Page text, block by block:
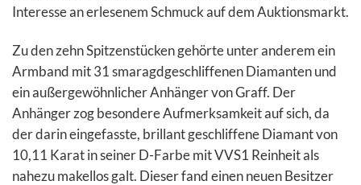
Interesse an erlesenem Schmuck auf dem Auktionsmarkt.
Zu den zehn Spitzenstücken gehörte unter anderem ein
Armband mit 31 smaragdgeschliffenen Diamanten und
ein außergewöhnlicher Anhänger von Graff. Der
Anhänger zog besondere Aufmerksamkeit auf sich, da
der darin eingefasste, brillant geschliffene Diamant von
10,11 Karat in seiner D-Farbe mit VVS1 Reinheit als
nahezu makellos galt. Dieser fand einen neuen Besitzer